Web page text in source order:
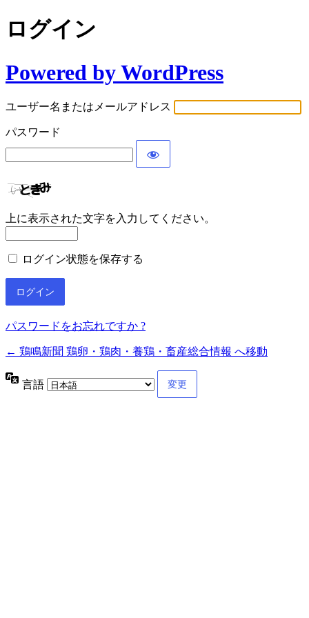
ログイン
Powered by WordPress
ユーザー名またはメールアドレス
パスワード
上に表示された文字を入力してください。
ログイン状態を保存する
パスワードをお忘れですか ?
← 鶏鳴新聞 鶏卵・鶏肉・養鶏・畜産総合情報 へ移動
言語